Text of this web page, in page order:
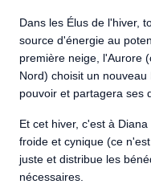
Dans les Élus de l'hiver,
source d'énergie au
première neige, l'Aurore
Nord) choisit un
pouvoir et partagera ses
Et cet hiver, c'est à
froide et cynique (ce
juste et distribue les
nécessaires.